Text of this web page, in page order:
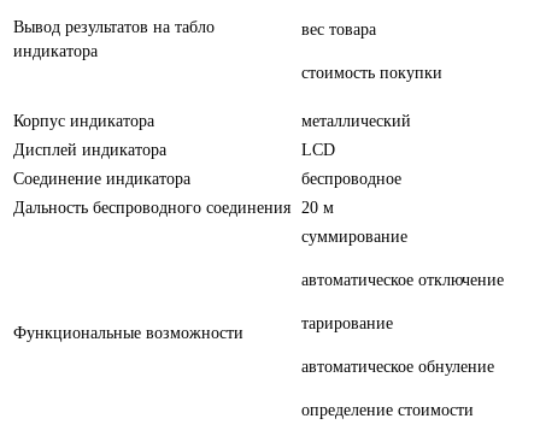
Вывод результатов на табло
индикатора
вес товара
стоимость покупки
Корпус индикатора
металлический
Дисплей индикатора
LCD
Соединение индикатора
беспроводное
Дальность беспроводного соединения 20 м
Функциональные возможности
суммирование
автоматическое отключение
тарирование
автоматическое обнуление
определение стоимости